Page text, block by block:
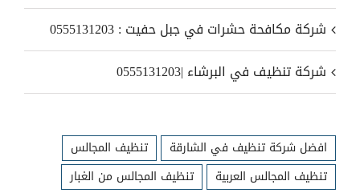
شركة مكافحة حشرات في جبل حفيت : 0555131203
شركة تنظيف في البرشاء |0555131203
افضل شركة تنظيف في الشارقة
تنظيف المجالس
تنظيف المجالس العربية
تنظيف المجالس من الغبار